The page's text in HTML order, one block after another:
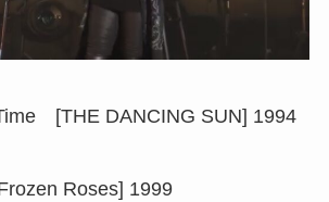
[THE DANCING SUN] 1994
Roses] 1999